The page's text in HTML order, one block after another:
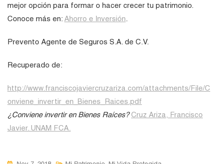
mejor opción para formar o hacer crecer tu patrimonio.
Conoce más en: Ahorro e Inversión.
Prevento Agente de Seguros S.A. de C.V.
Recuperado de:
http://www.franciscojaviercruzariza.com/attachments/File/C
onviene_invertir_en_Bienes_Raices.pdf
¿Conviene invertir en Bienes Raíces? Cruz Ariza, Francisco
Javier. UNAM FCA.